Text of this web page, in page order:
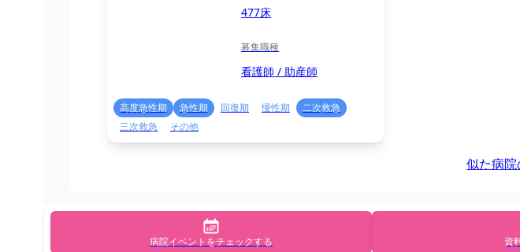
477床
募集職種
看護師 / 助産師
高度急性期 急性期 回復期 慢性期
二次救急
三次救急
その他
似た病
病院イベントをチェックする 資